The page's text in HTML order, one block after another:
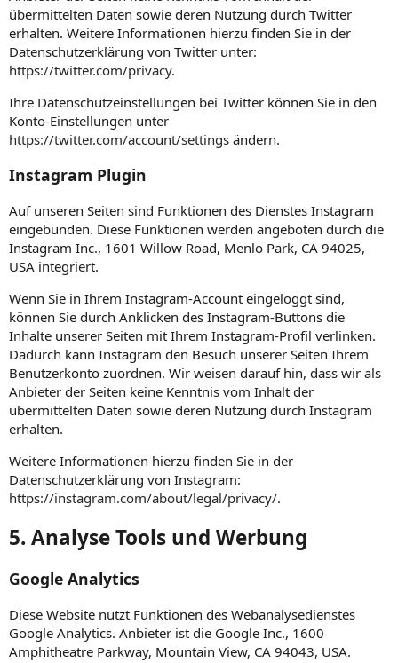
übermittelten Daten sowie deren Nutzung durch Twitter
erhalten. Weitere Informationen hierzu finden Sie in der
Datenschutzerklärung von Twitter unter:
https://twitter.com/privacy.
Ihre Datenschutzeinstellungen bei Twitter können Sie in den
Konto-Einstellungen unter
https://twitter.com/account/settings ändern.
Instagram Plugin
Auf unseren Seiten sind Funktionen des Dienstes Instagram
eingebunden. Diese Funktionen werden angeboten durch die
Instagram Inc., 1601 Willow Road, Menlo Park, CA 94025,
USA integriert.
Wenn Sie in Ihrem Instagram-Account eingeloggt sind,
können Sie durch Anklicken des Instagram-Buttons die
Inhalte unserer Seiten mit Ihrem Instagram-Profil verlinken.
Dadurch kann Instagram den Besuch unserer Seiten Ihrem
Benutzerkonto zuordnen. Wir weisen darauf hin, dass wir als
Anbieter der Seiten keine Kenntnis vom Inhalt der
übermittelten Daten sowie deren Nutzung durch Instagram
erhalten.
Weitere Informationen hierzu finden Sie in der
Datenschutzerklärung von Instagram:
https://instagram.com/about/legal/privacy/.
5. Analyse Tools und Werbung
Google Analytics
Diese Website nutzt Funktionen des Webanalysedienstes
Google Analytics. Anbieter ist die Google Inc., 1600
Amphitheatre Parkway, Mountain View, CA 94043, USA.